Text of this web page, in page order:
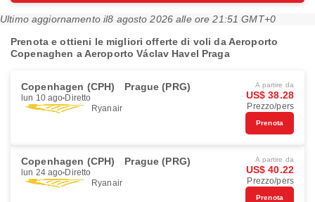
Ultimo aggiornamento il8 agosto 2026 alle ore 21:51 GMT+0
Prenota e ottieni le migliori offerte di voli da Aeroporto
Copenaghen a Aeroporto Václav Havel Praga
Copenhagen (CPH) Prague (PRG)
lun 10 ago Diretto
Ryanair
A partire da
US$ 38.28
Prezzo/pers
Prenota
Copenhagen (CPH) Prague (PRG)
lun 24 ago Diretto
Ryanair
A partire da
US$ 40.22
Prezzo/pers
Prenota